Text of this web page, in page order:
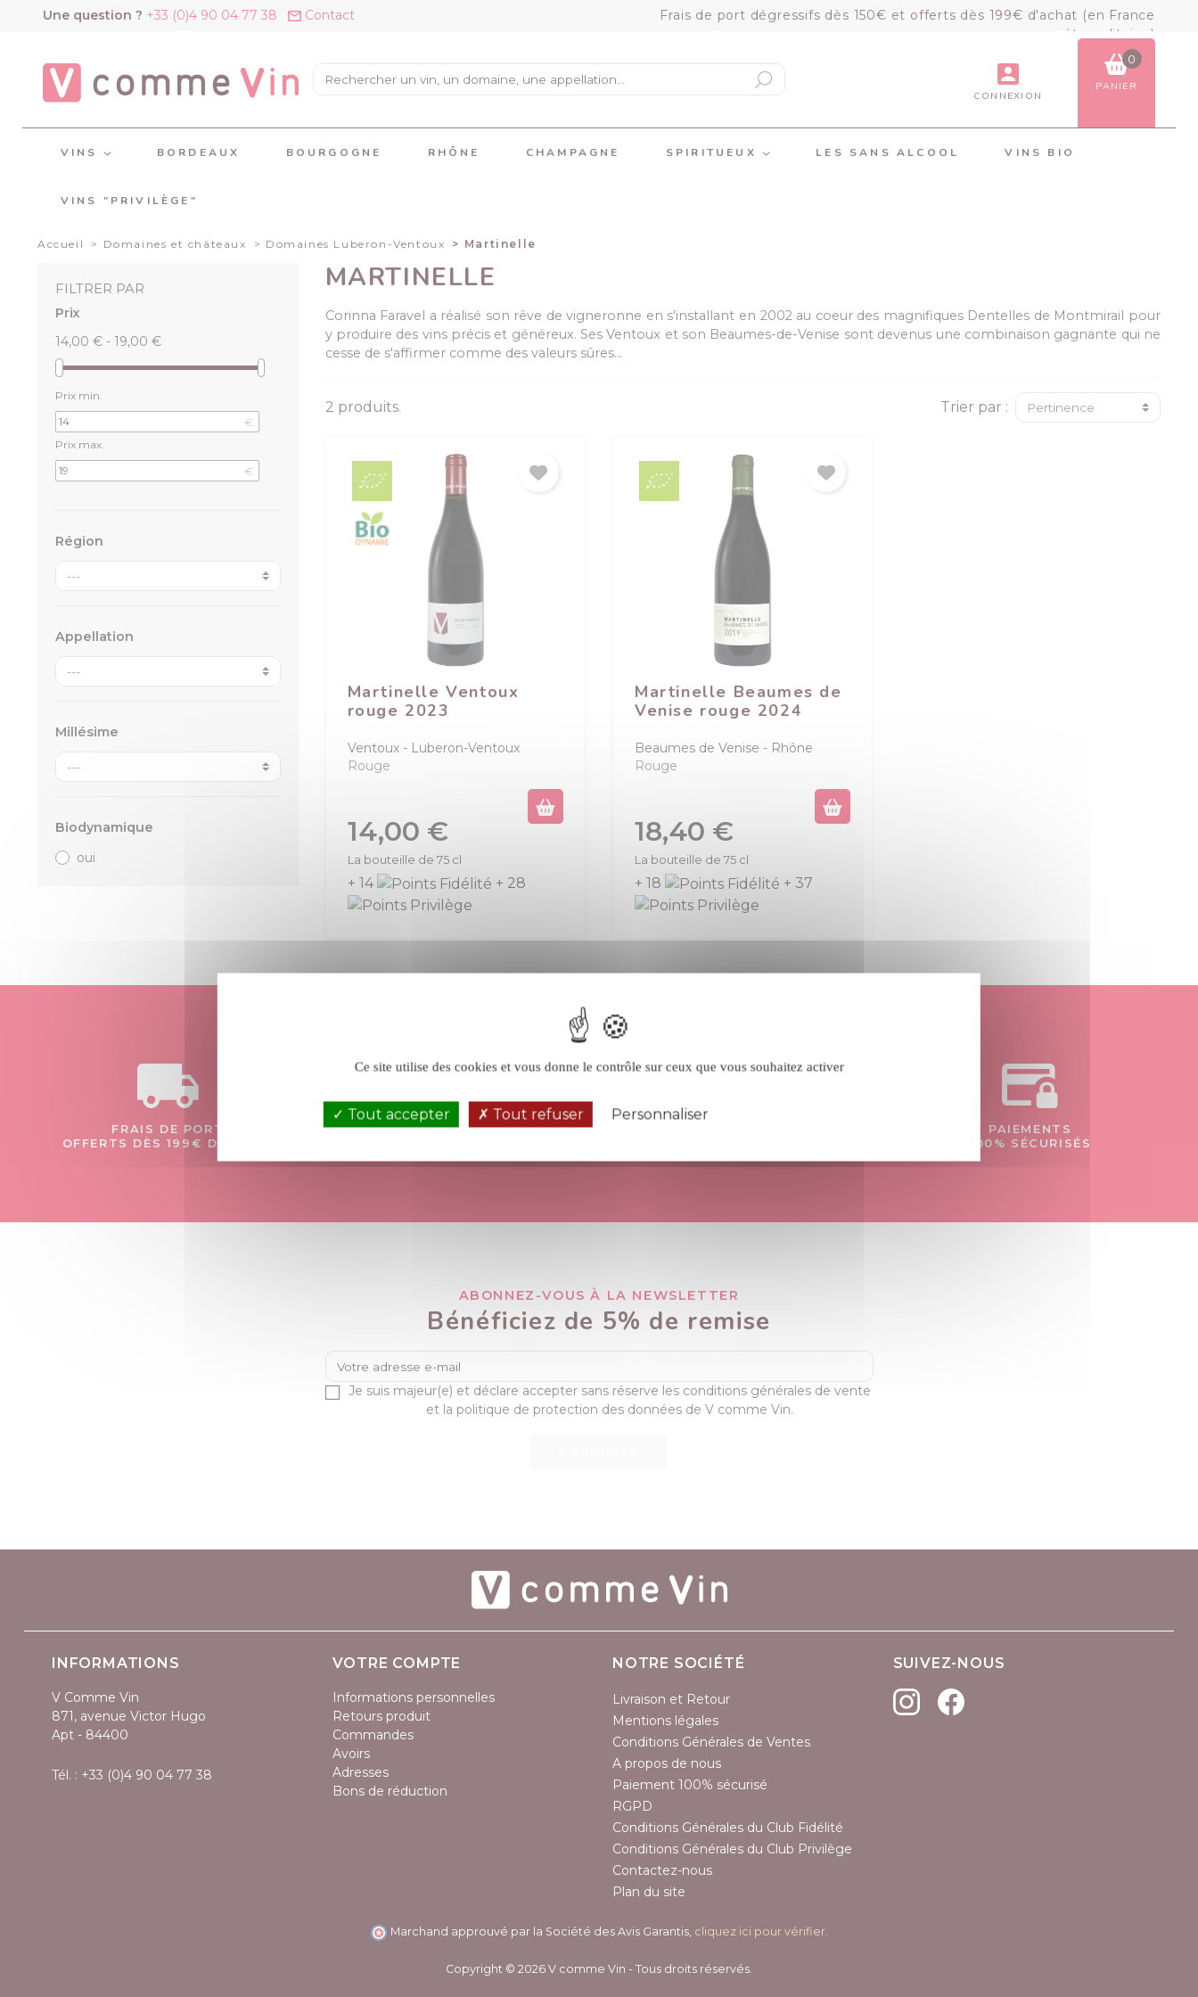
Une question ? +33 (0)4 90 04 77 38 Contact
Frais de port dégressifs dès 150€ et offerts dès 199€ d'achat (en France
métropolitaine)
CONNEXION
0
PANIER
VOIR LE PANIER COMMANDER
VINS BORDEAUX BOURGOGNE RHÔNE CHAMPAGNE SPIRITUEUX LES SANS ALCOOL VINS BIO
VINS "PRIVILÈGE"
Accueil Domaines et châteaux Domaines Luberon-Ventoux Martinelle
FILTRER PAR
Prix
14,00 € - 19,00 €
Prix min.
€
Prix max.
€
Région
Appellation
Millésime
Biodynamique
oui
MARTINELLE
Corinna Faravel a réalisé son rêve de vigneronne en s'installant en 2002 au coeur des magnifiques Dentelles de Montmirail pour
y produire des vins précis et généreux. Ses Ventoux et son Beaumes-de-Venise sont devenus une combinaison gagnante qui ne
cesse de s'affirmer comme des valeurs sûres…
2 produits. Trier par :
Martinelle Ventoux
rouge 2023
Ventoux
Luberon-Ventoux
Rouge
Prix
14,00 €
La bouteille de 75 cl
+ 14 + 28
Martinelle Beaumes de
Venise rouge 2024
Beaumes de Venise
Rhône
Rouge
Prix
18,40 €
La bouteille de 75 cl
+ 18 + 37
FRAIS DE PORT
OFFERTS DÈS 199€ D’ACHAT
UNE ÉQUIPE
PAIEMENTS
100% SÉCURISÉS
ABONNEZ-VOUS À LA NEWSLETTER
Bénéficiez de 5% de remise
Je suis majeur(e) et déclare accepter sans réserve les conditions générales de vente
et la politique de protection des données de V comme Vin.
INFORMATIONS
V Comme Vin
871, avenue Victor Hugo
Apt - 84400
Tél. : +33 (0)4 90 04 77 38
VOTRE COMPTE
Informations personnelles
Retours produit
Commandes
Avoirs
Adresses
Bons de réduction
NOTRE SOCIÉTÉ
Livraison et Retour
Mentions légales
Conditions Générales de Ventes
A propos de nous
Paiement 100% sécurisé
RGPD
Conditions Générales du Club Fidélité
Conditions Générales du Club Privilège
Contactez-nous
Plan du site
SUIVEZ-NOUS
Marchand approuvé par la Société des Avis Garantis, cliquez ici pour vérifier
Copyright © 2026 V comme Vin - Tous droits réservés.
Panneau de gestion des cookies
Ce site utilise des cookies et vous donne le contrôle sur ceux que vous souhaitez activer
Tout accepter Tout refuser Personnaliser